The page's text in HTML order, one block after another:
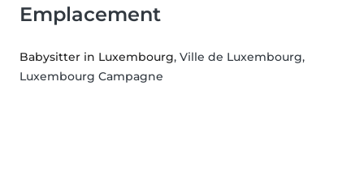
Emplacement
Babysitter in Luxembourg, Ville de Luxembourg,
Luxembourg Campagne